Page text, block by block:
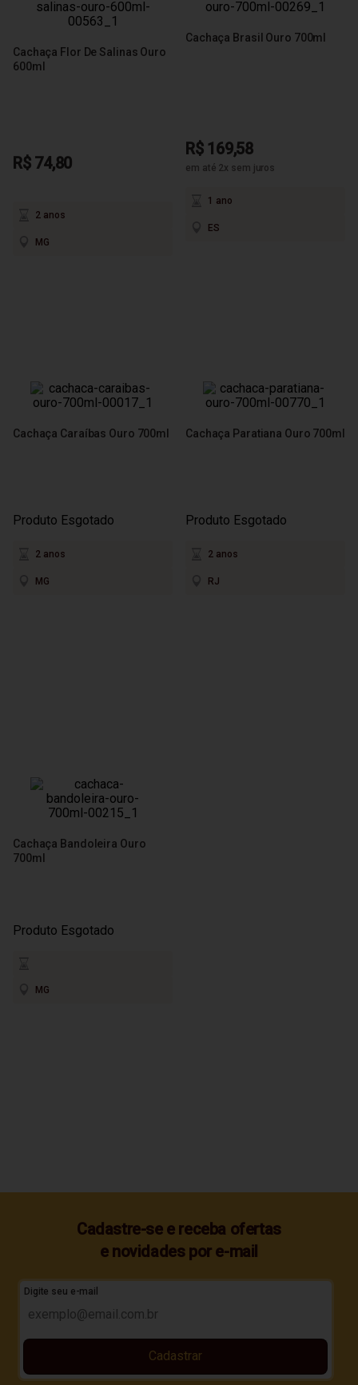
Cachaça Flor De Salinas Ouro
600ml
R$ 74,80
2 anos
MG
Cachaça Brasil Ouro 700ml
R$ 169,58
em até 2x sem juros
1 ano
ES
Cachaça Caraíbas Ouro 700ml
Produto Esgotado
2 anos
MG
Cachaça Paratiana Ouro 700ml
Produto Esgotado
2 anos
RJ
Cachaça Bandoleira Ouro
700ml
Produto Esgotado
MG
Cadastre-se e receba ofertas
e novidades por e-mail
Digite seu e-mail
Cadastrar